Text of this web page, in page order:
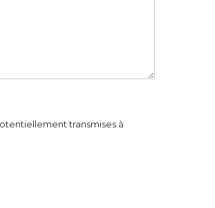
transmises à